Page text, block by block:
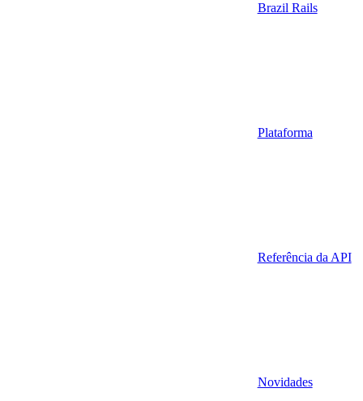
Brazil Rails
Plataforma
Referência da API
Novidades